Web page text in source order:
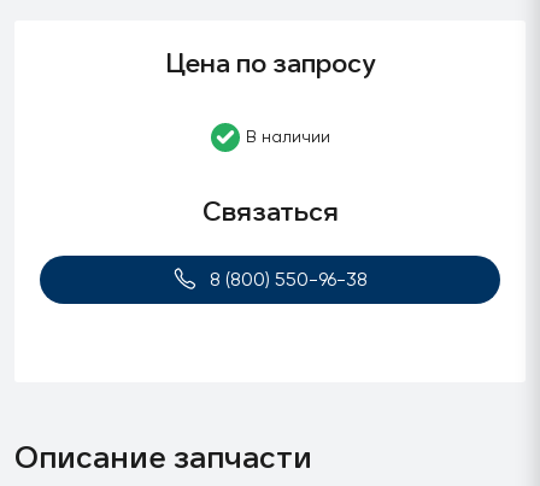
Цена по запросу
В наличии
Связаться
8 (800) 550-96-38
Описание запчасти